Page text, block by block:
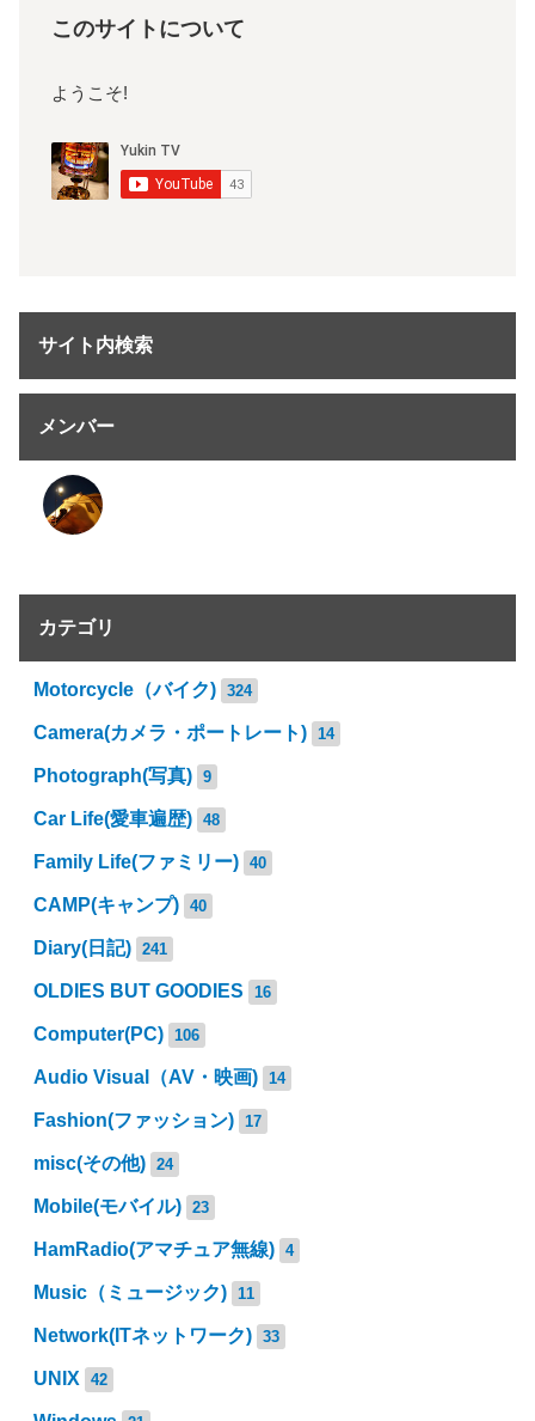
このサイトについて
ようこそ!
サイト内検索
メンバー
カテゴリ
Motorcycle（バイク) 324
Camera(カメラ・ポートレート) 14
Photograph(写真) 9
Car Life(愛車遍歴) 48
Family Life(ファミリー) 40
CAMP(キャンプ) 40
Diary(日記) 241
OLDIES BUT GOODIES 16
Computer(PC) 106
Audio Visual（AV・映画) 14
Fashion(ファッション) 17
misc(その他) 24
Mobile(モバイル) 23
HamRadio(アマチュア無線) 4
Music（ミュージック) 11
Network(ITネットワーク) 33
UNIX 42